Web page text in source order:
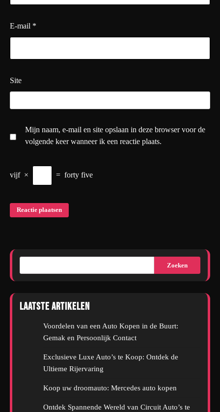
E-mail *
Site
Mijn naam, e-mail en site opslaan in deze browser voor de
volgende keer wanneer ik een reactie plaats.
vijf × = forty five
Zoeken
Laatste artikelen
Voordelen van een Auto Kopen in de Buurt:
Gemak en Persoonlijk Contact
Exclusieve Luxe Auto’s te Koop: Ontdek de
Ultieme Rijervaring
Koop uw droomauto: Mercedes auto kopen
Ontdek Spannende Wereld van Circuit Auto’s te